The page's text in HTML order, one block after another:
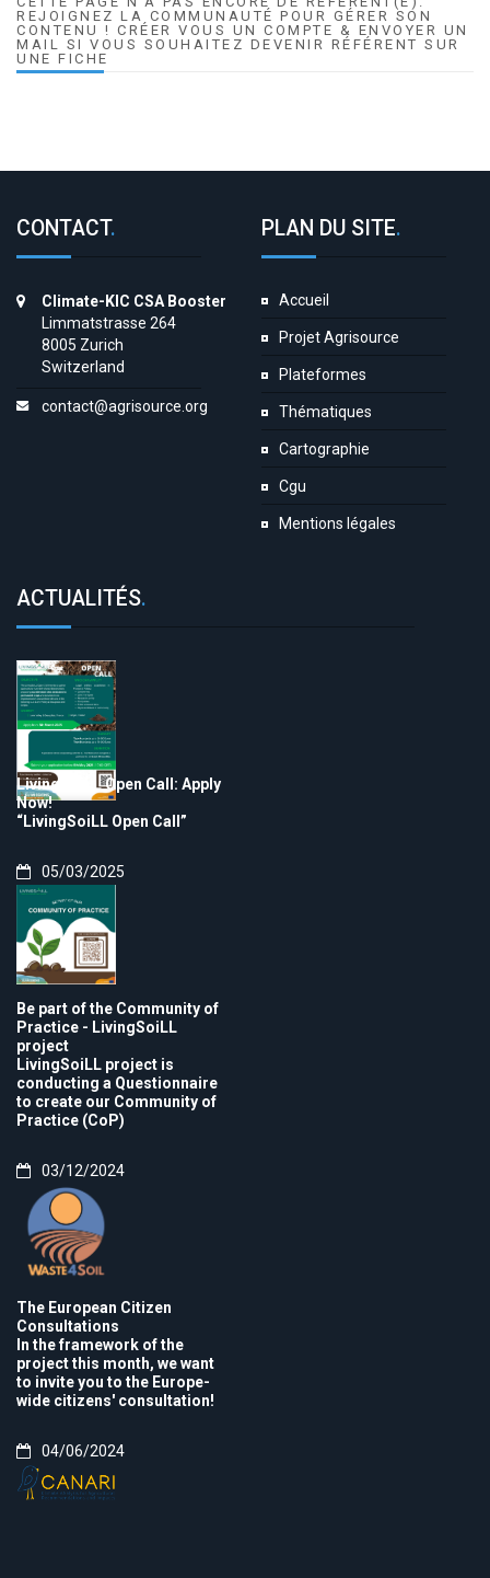
REJOIGNEZ LA COMMUNAUTÉ POUR GÉRER SON
CONTENU ! CRÉER VOUS UN COMPTE & ENVOYER UN
MAIL SI VOUS SOUHAITEZ DEVENIR RÉFÉRENT SUR
UNE FICHE
CONTACT.
Climate-KIC CSA Booster
Limmatstrasse 264
8005 Zurich
Switzerland
contact@agrisource.org
PLAN DU SITE.
Accueil
Projet Agrisource
Plateformes
Thématiques
Cartographie
Cgu
Mentions légales
ACTUALITÉS.
LivingSoiLL Open Call: Apply
Now!
“LivingSoiLL Open Call”
05/03/2025
Be part of the Community of
Practice - LivingSoiLL
project
LivingSoiLL project is
conducting a Questionnaire
to create our Community of
Practice (CoP)
03/12/2024
The European Citizen
Consultations
In the framework of the
project this month, we want
to invite you to the Europe-
wide citizens' consultation!
04/06/2024